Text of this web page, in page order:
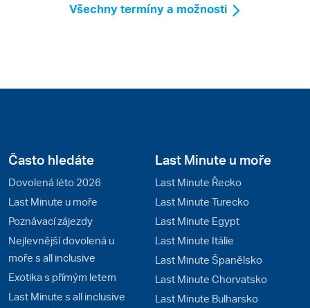
Všechny termíny a možnosti
Často hledáte
Dovolená léto 2026
Last Minute u moře
Poznávací zájezdy
Nejlevnější dovolená u
moře s all inclusive
Exotika s přímým letem
Last Minute s all inclusive
Last Minute u moře
Last Minute Řecko
Last Minute Turecko
Last Minute Egypt
Last Minute Itálie
Last Minute Španělsko
Last Minute Chorvatsko
Last Minute Bulharsko